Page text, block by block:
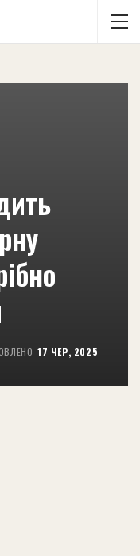
17 ЧЕР, 2025